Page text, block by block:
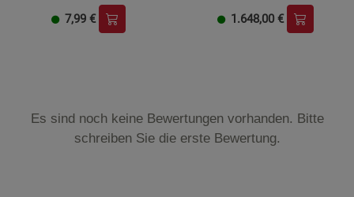
7,99 € 1.648,00 €
Es sind noch keine Bewertungen vorhanden. Bitte
schreiben Sie die erste Bewertung.